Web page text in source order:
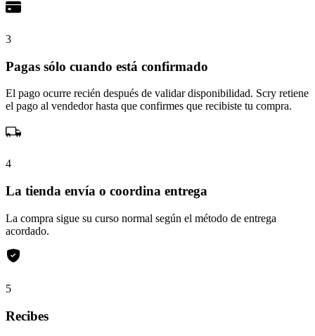
3
Pagas sólo cuando está confirmado
El pago ocurre recién después de validar disponibilidad. Scry retiene
el pago al vendedor hasta que confirmes que recibiste tu compra.
4
La tienda envía o coordina entrega
La compra sigue su curso normal según el método de entrega
acordado.
5
Recibes